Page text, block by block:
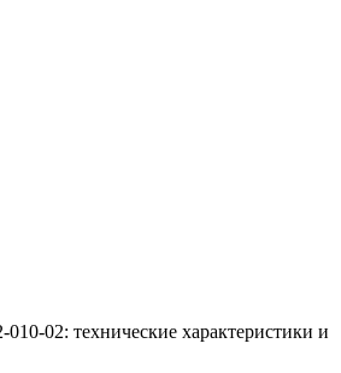
02: технические характеристики и